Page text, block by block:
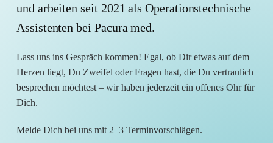
und arbeiten seit 2021 alsOperationstechnische
Assistenten bei Pacura med.
Lass uns ins Gespräch kommen! Egal, ob Dir etwas auf dem
Herzen liegt, Du Zweifel oder Fragen hast, die Du vertraulich
besprechen möchtest – wir haben jederzeit ein offenes Ohr für
Dich.
Melde Dich bei uns mit 2–3 Terminvorschlägen.